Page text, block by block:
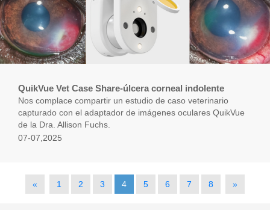
QuikVue Vet Case Share-úlcera corneal indolente
Nos complace compartir un estudio de caso veterinario
capturado con el adaptador de imágenes oculares QuikVue
de la Dra. Allison Fuchs.
07-07,2025
« 1 2 3 4 5 6 7 8 »